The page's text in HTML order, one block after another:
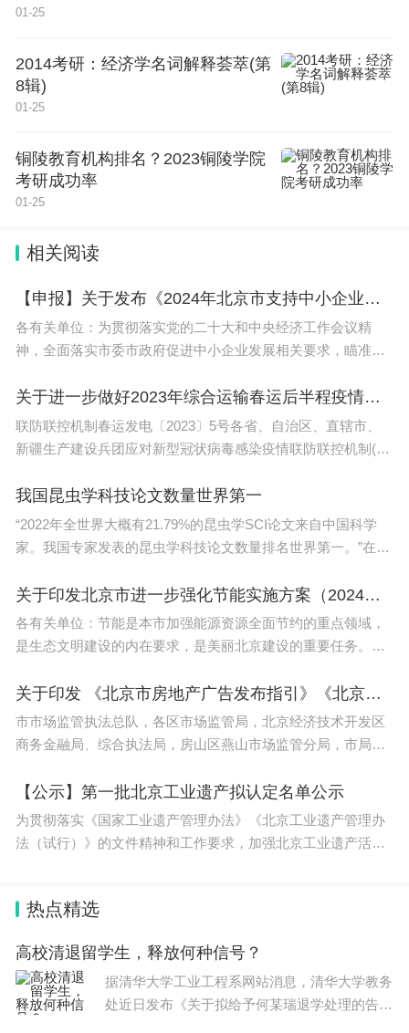
年在国家体育总局、教育部规定的全国性比赛中获得前八名者
级证书的核验。对发现疑似有问题的证书，要商请相关体育部
门予以进一步核查。
三是改进考试评价方式。采取“文化考试+专业测试”相结合的考
试评价方式。2024年起，文化考试成绩全部使用全国统一高考
文化课考试成绩，专业测试全部纳入全国统考并由国家体育总
一流大学建设高校”，对考生的高考成绩要求须达到生源省份本
科录取最低控制分数线；其他高校对考生的高考成绩要求须达
到生源省份本科录取最低控制分数线的80%。对于体育专业成
绩突出、具有特殊培养潜质的考生，允许高校探索建立文化课
成绩破格录取机制。
分数线下20分的，可申请就读相应的普通专业；其余学生限定
就读体育学类专业。
十二） 深化教育领域综合改革。全面贯彻党的教育方针，坚持
立德树人，加强社会主义核心价值体系教育，完善中华优秀传
统文化教育，形成爱学习、爱劳动、爱祖国活动的有效形式和
长效机制，增强学生社会责任感、创新精神、实践能力。强化
体育课和课外锻炼，促进青少年身心健康、体魄强健。改进美
育资源覆盖面的有效机制，逐步缩小区域、城乡、校际差距。
统筹城乡义务教育资源均衡配置，实行公办学校标准化建设和
校长教师交流轮岗，不设重点学校重点班，破解择校难题，标
本兼治减轻学生课业负担。加快现代职业教育体系建设，深化
产教融合、校企合作，培养高素质劳动者和技能型人才。创新
高校人才培养机制，促进高校办出特色争创一流。推进学前教
高考2024年的政策是怎样的
023年则为39.97万人左右。
2024年高考报名人数已达1351万人，创历史最高纪
1、2024年高考报名时间
2024年高考报名时间约为2023年11月至12月。2024
年高考各省报名时间将略有不同，部分省份可能在1
1-12月开始报名，不过，部分省份可能已经在9月份
开始登记，也有部分省份10月报名。
月7日开始举行，其中普通省份2024高考具体科目考
试时间安排为：
01-25
2014考研：经济学名词解释荟萃(第
8辑)
01-25
铜陵教育机构排名？2023铜陵学院
考研成功率
01-25
相关阅读
【申报】关于发布《2024年北京市支持中小企业发展资金实施指南（第一批）》的通知
各有关单位：为贯彻落实党的二十大和中央经济工作会议精
神，全面落实市委市政府促进中小企业发展相关要求，瞄准中
持中小企业创业创新，促进
关于进一步做好2023年综合运输春运后半程疫情防控和运输服务保障工作的通知（联防联控机制春运发电〔2023〕5号）
联防联控机制春运发电〔2023〕5号各省、自治区、直辖市、
新疆生产建设兵团应对新型冠状病毒感染疫情联防联控机制(领
性客运量和高
我国昆虫学科技论文数量世界第一
“2022年全世界大概有21.79%的昆虫学SCI论文来自中国科学
家。我国专家发表的昆虫学科技论文数量排名世界第一。”在1
虫学会理事长、首席科学家戈峰给出了一组亮
关于印发北京市进一步强化节能实施方案（2024年版）的通知（京发改〔2024〕182号）
各有关单位：节能是本市加强能源资源全面节约的重点领域，
是生态文明建设的内在要求，是美丽北京建设的重要任务。为
源”作用，加强高质量发
关于印发 《北京市房地产广告发布指引》《北京市金融投资理财类广告发布指引》的通知（京市监发〔2024〕9号）
市市场监管执法总队，各区市场监管局，北京经济技术开发区
商务金融局、综合执法局，房山区燕山市场监管分局，市局机
市房地产广告发布指引》《
【公示】第一批北京工业遗产拟认定名单公示
为贯彻落实《国家工业遗产管理办法》《北京工业遗产管理办
法（试行）》的文件精神和工作要求，加强北京工业遗产活化
热点精选
高校清退留学生，释放何种信号？
据清华大学工业工程系网站消息，清华大学教务
处近日发布《关于拟给予何某瑞退学处理的告知